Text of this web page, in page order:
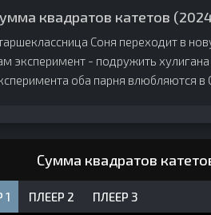
квадратов катетов
Соня переходит в
эксперимент - подружить
оба парня влюбляются в
Сумма квадратов
1 ПЛЕЕР 2 ПЛЕЕР 3